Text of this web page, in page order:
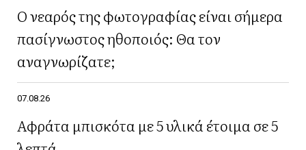
Ο νεαρός της φωτογραφίας είναι σήμερα
πασίγνωστος ηθοποιός: Θα τον
αναγνωρίζατε;
07.08.26
Αφράτα μπισκότα με 5 υλικά έτοιμα σε 5